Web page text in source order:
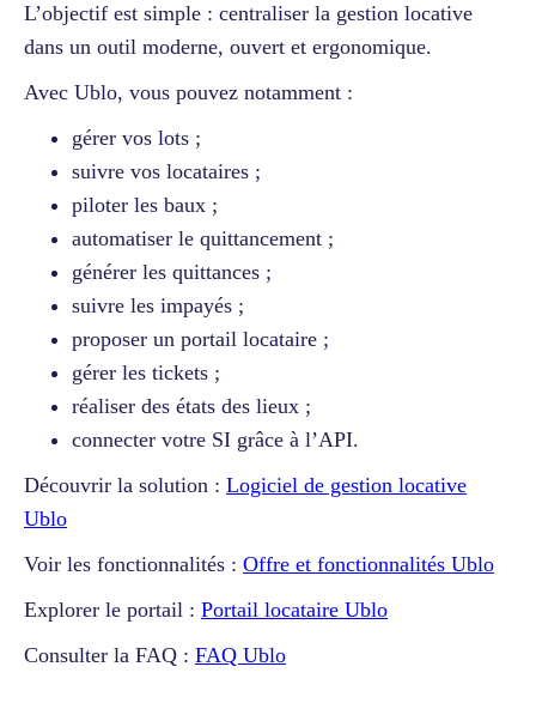
L’objectif est simple : centraliser la gestion locative
dans un outil moderne, ouvert et ergonomique.
Avec Ublo, vous pouvez notamment :
gérer vos lots ;
suivre vos locataires ;
piloter les baux ;
automatiser le quittancement ;
générer les quittances ;
suivre les impayés ;
proposer un portail locataire ;
gérer les tickets ;
réaliser des états des lieux ;
connecter votre SI grâce à l’API.
Découvrir la solution : Logiciel de gestion locative
Ublo
Voir les fonctionnalités : Offre et fonctionnalités Ublo
Explorer le portail : Portail locataire Ublo
Consulter la FAQ : FAQ Ublo